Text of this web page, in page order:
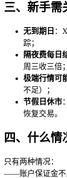
三、新手需
无到期日 ：
踪；
隔夜费每日
周三收三倍；
极端行情可
不足）；
节假日休市
恢复交易。
四、什么情
只有两种情况：
——账户保证金不